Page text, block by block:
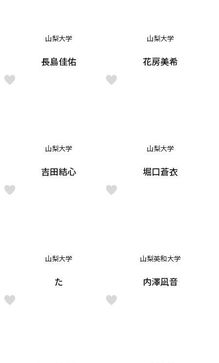
山梨大学
長島佳佑
山梨大学
花房美希
山梨大学
吉田結心
山梨大学
堀口蒼衣
山梨大学
た
山梨英和大学
内澤凪音